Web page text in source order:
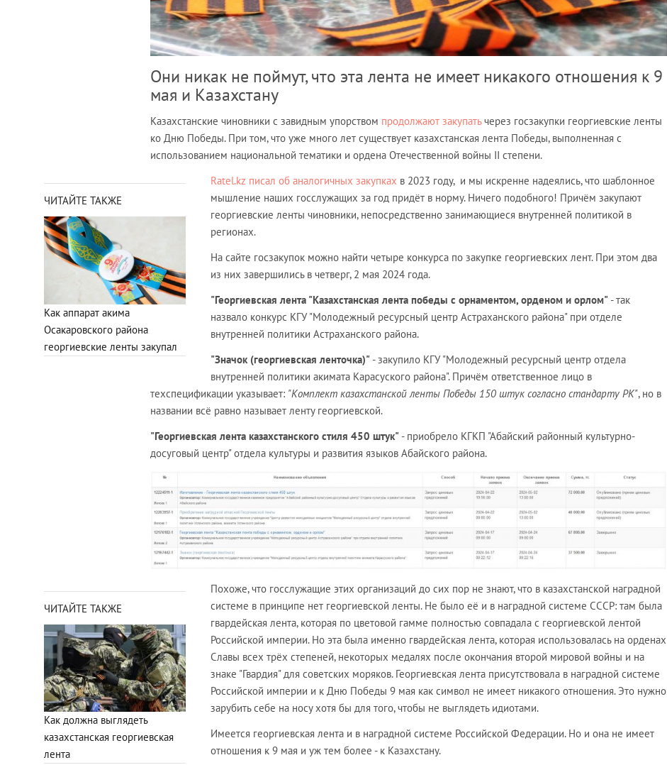
Они никак не поймут, что эта лента не имеет никакого отношения к 9
мая и Казахстану
Казахстанские чиновники с завидным упорством продолжают закупатьчерез госзакупки георгиевские ленты
ко Дню Победы. При том, что уже много лет существует казахстанская лента Победы, выполненная с
использованием национальной тематики и ордена Отечественной войны II степени.
ЧИТАЙТЕ ТАКЖЕ
Как аппарат акима
Осакаровского района
георгиевские ленты закупал
Ratel.kz писал об аналогичных закупках в 2023 году, и мы искренне надеялись, что шаблонное
мышление наших госслужащих за год придёт в норму. Ничего подобного! Причём закупают
георгиевские ленты чиновники, непосредственно занимающиеся внутренней политикой в
регионах.
На сайте госзакупок можно найти четыре конкурса по закупке георгиевских лент. При этом два
из них завершились в четверг, 2 мая 2024 года.
"Георгиевская лента "Казахстанская лента победы с орнаментом, орденом и орлом" - так
назвало конкурс КГУ "Молодежный ресурсный центр Астраханского района" при отделе
внутренней политики Астраханского района.
"Значок (георгиевская ленточка)" - закупило КГУ "Молодежный ресурсный центр отдела
внутренней политики акимата Карасуского района". Причём ответственное лицо в
техспецификации указывает: "Комплект казахстанской ленты Победы 150 штук согласно стандарту РК", но в
названии всё равно называет ленту георгиевской.
"Георгиевская лента казахстанского стиля 450 штук" - приобрело КГКП "Абайский районный культурно-
досуговый центр" отдела культуры и развития языков Абайского района.
ЧИТАЙТЕ ТАКЖЕ
Как должна выглядеть
казахстанская георгиевская
лента
Похоже, что госслужащие этих организаций до сих пор не знают, что в казахстанской наградной
системе в принципе нет георгиевской ленты. Не было её и в наградной системе СССР: там была
гвардейская лента, которая по цветовой гамме полностью совпадала с георгиевской лентой
Российской империи. Но эта была именно гвардейская лента, которая использовалась на орденах
Славы всех трёх степеней, некоторых медалях после окончания второй мировой войны и на
знаке "Гвардия" для советских моряков. Георгиевская лента присутствовала в наградной системе
Российской империи и к Дню Победы 9 мая как символ не имеет никакого отношения. Это нужно
зарубить себе на носу хотя бы для того, чтобы не выглядеть идиотами.
Имеется георгиевская лента и в наградной системе Российской Федерации. Но и она не имеет
отношения к 9 мая и уж тем более - к Казахстану.